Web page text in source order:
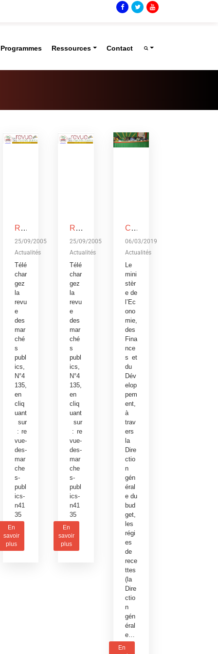
Ressources Contact
REVUE DES MARCHES PUBLICS, N°4135
25/09/2005
Actualités
Télé
char
gez
la
revu
e
des
mar
ché
s
publ
ics,
N°4
135,
en
cliq
uant
sur
:re
vue-
des-
mar
che
s-
publ
ics-
n41
35
En
savoir
plus
REVUE DES MARCHES PUBLICS, N°4135
25/09/2005
Actualités
Télé
char
gez
la
revu
e
des
mar
ché
s
publ
ics,
N°4
135,
en
cliq
uant
sur
: re
vue-
des-
mar
che
s-
publ
ics-
n41
35
En
savoir
plus
Conférence publique sur le budget de l’Etat, exercice 2019: Devoir de transparence vis-à-vis des citoyens burkinabè
06/03/2019
Actualités
Le
mini
stèr
e de
l’Ec
ono
mie,
des
Fina
nce
s et
du
Dév
elop
pem
ent,
à
trav
ers
la
Dire
ctio
n
gén
éral
e du
bud
get,
les
régi
es
de
rece
ttes
(la
Dire
ctio
n
gén
éral
e…
En